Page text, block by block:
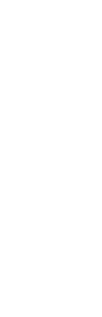
1 of 112 of 11
HIDRATAÇÃO, 4 of 11
24H DE HIDRATAÇÃO, 5 of
E 24H DE
7 of 11 MÉDIA E 24H DE
COBERTURA MÉDIA E
HIDRATAÇÃO, 10 of 11
TEINT COM COBERTURA